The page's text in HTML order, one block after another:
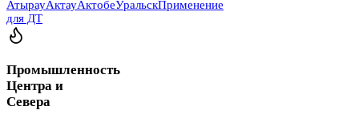
АтырауАктауАктобеУральскПрименение
для ДТ
Промышленность
Центра и
Севера